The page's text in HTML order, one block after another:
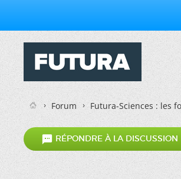
Forum Futura-Sciences : les
 RÉPONDRE À LA DISCUSSION